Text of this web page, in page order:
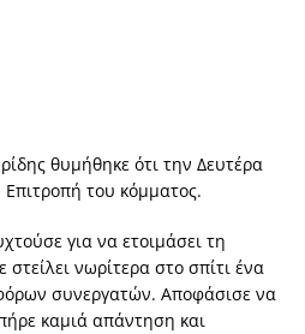
θυμήθηκε ότι την Δευτέρα
του κόμματος.
για να ετοιμάσει τη
στείλει νωρίτερα στο σπίτι ένα
συνεργατών. Αποφάσισε να
καμιά απάντηση και